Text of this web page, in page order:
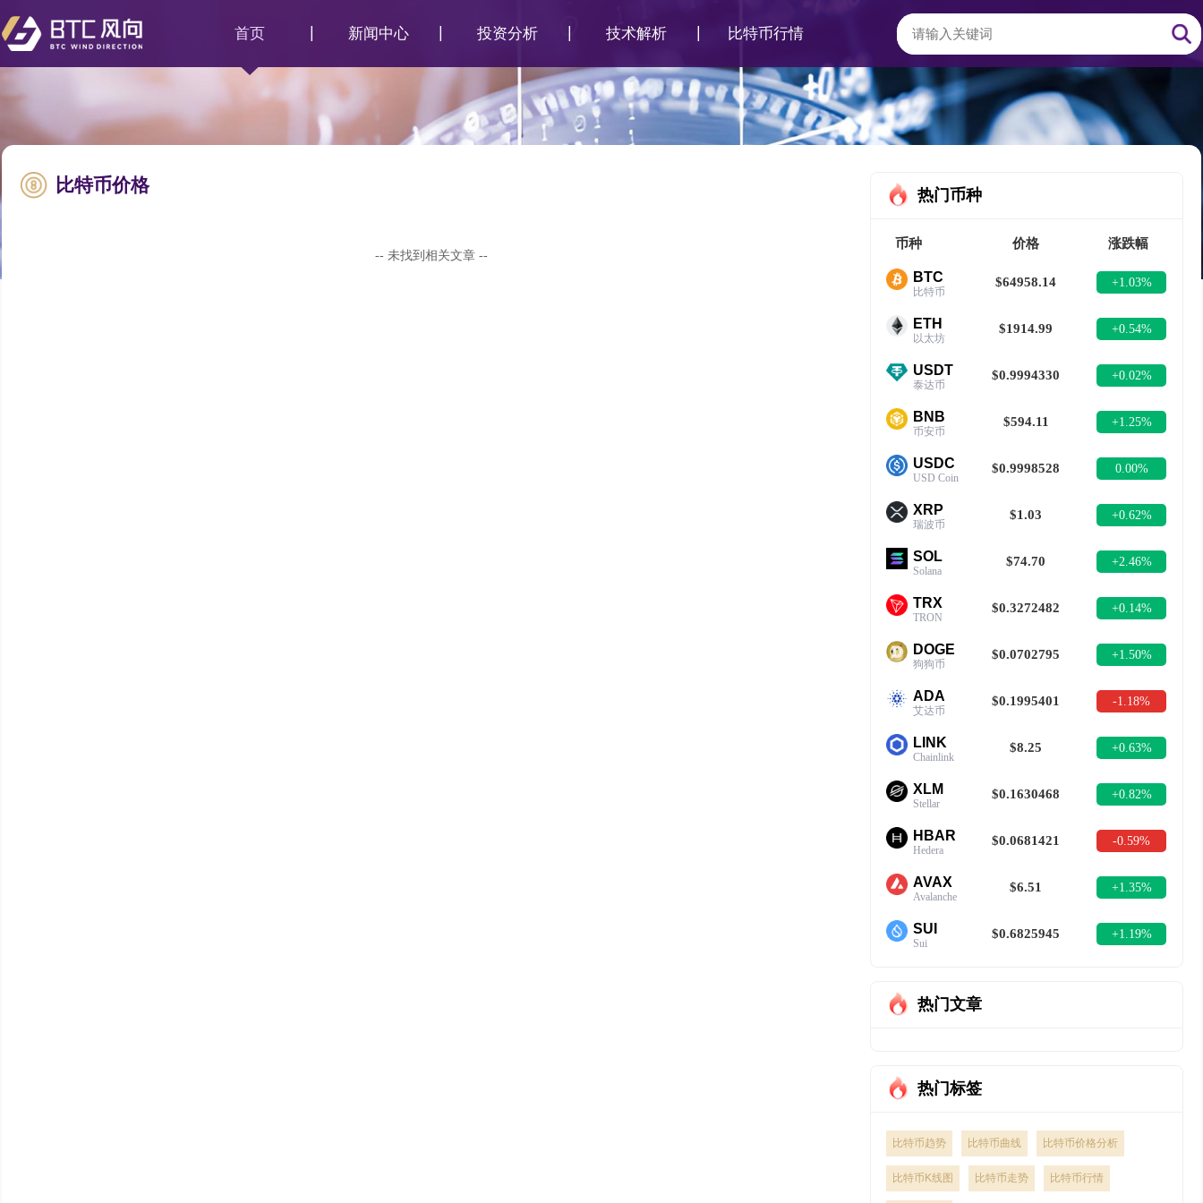
首页 新闻中心 投资分析 技术解析 比特币行情
比特币价格
-- 未找到相关文章 --
热门币种
币种 价格 涨跌幅
BTC
比特币
$64958.14 +1.03%
ETH
以太坊
$1914.99 +0.54%
USDT
泰达币
$0.9994330 +0.02%
BNB
币安币
$594.11 +1.25%
USDC
USD Coin
$0.9998528 0.00%
XRP
瑞波币
$1.03 +0.62%
SOL
Solana
$74.70 +2.46%
TRX
TRON
$0.3272482 +0.14%
DOGE
狗狗币
$0.0702795 +1.50%
ADA
艾达币
$0.1995401 -1.18%
LINK
Chainlink
$8.25 +0.63%
XLM
Stellar
$0.1630468 +0.82%
HBAR
Hedera
$0.0681421 -0.59%
AVAX
Avalanche
$6.51 +1.35%
SUI
Sui
$0.6825945 +1.19%
热门文章
热门标签
比特币趋势 比特币曲线 比特币价格分析
比特币K线图 比特币走势 比特币行情